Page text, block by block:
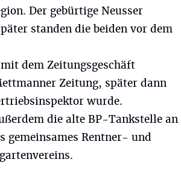
Der gebürtige Neusser
standen die beiden vor dem
dem Zeitungsgeschäft
Zeitung, später dann
wurde.
die alte BP-Tankstelle an
gemeinsames Rentner- und